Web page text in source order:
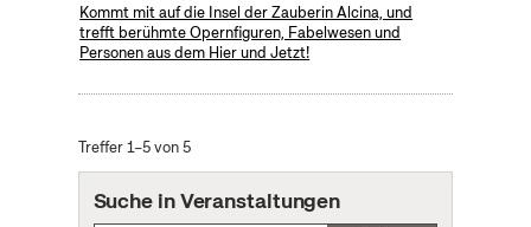
Kommt mit auf die Insel der Zauberin Alcina, und
trefft berühmte Opernfiguren, Fabelwesen und
Personen aus dem Hier und Jetzt!
Treffer 1–5 von 5
Suche in Veranstaltungen